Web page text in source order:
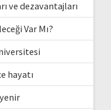
ve dezavantajları
Var Mı?
hayatı